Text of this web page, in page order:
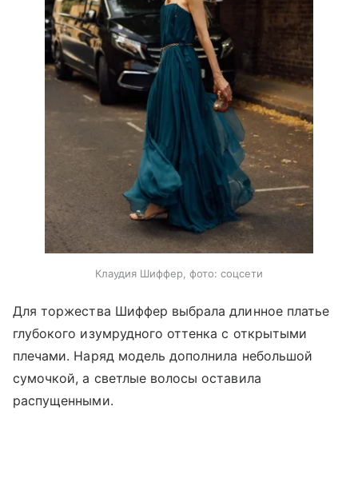
Клаудия Шиффер, фото: соцсети
Для торжества Шиффер выбрала длинное платье
глубокого изумрудного оттенка с открытыми
плечами. Наряд модель дополнила небольшой
сумочкой, а светлые волосы оставила
распущенными.